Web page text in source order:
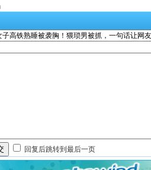
回复后跳转到最后一页